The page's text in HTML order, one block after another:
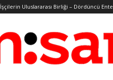
İşçilerin Uluslararası Birliği – Dördüncü